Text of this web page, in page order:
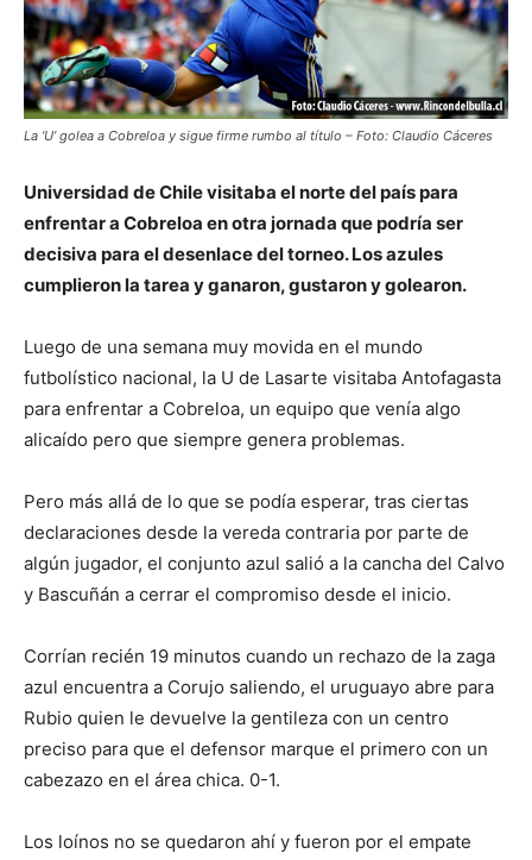
La ‘U’ golea a Cobreloa y sigue firme rumbo al título – Foto: Claudio Cáceres
Universidad de Chile visitaba el norte del país para
enfrentar a Cobreloa en otra jornada que podría ser
decisiva para el desenlace del torneo. Los azules
cumplieron la tarea y ganaron, gustaron y golearon.
Luego de una semana muy movida en el mundo
futbolístico nacional, la U de Lasarte visitaba Antofagasta
para enfrentar a Cobreloa, un equipo que venía algo
alicaído pero que siempre genera problemas.
Pero más allá de lo que se podía esperar, tras ciertas
declaraciones desde la vereda contraria por parte de
algún jugador, el conjunto azul salió a la cancha del Calvo
y Bascuñán a cerrar el compromiso desde el inicio.
Corrían recién 19 minutos cuando un rechazo de la zaga
azul encuentra a Corujo saliendo, el uruguayo abre para
Rubio quien le devuelve la gentileza con un centro
preciso para que el defensor marque el primero con un
cabezazo en el área chica. 0-1.
Los loínos no se quedaron ahí y fueron por el empate